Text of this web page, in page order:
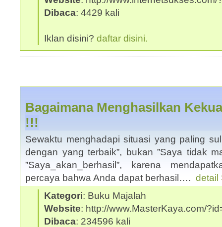
Dibaca: 4429 kali
Iklan disini? daftar disini.
Bagaimana Menghasilkan
!!!
Sewaktu menghadapi situasi yang paling
dengan yang terbaik”, bukan ”Saya tidak
”Saya_akan_berhasil”, karena
percaya bahwa Anda dapat berhasil…. detail
Kategori: Buku Majalah
Website: http://www.MasterKaya.com/
Dibaca: 234596 kali